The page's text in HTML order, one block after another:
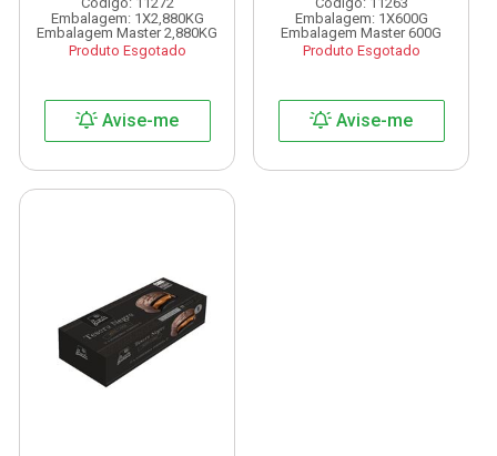
Embalagem: 1X2,880KG
Embalagem Master 2,880KG
Produto Esgotado
Avise-me
Embalagem: 1X600G
Embalagem Master 600G
Produto Esgotado
Avise-me